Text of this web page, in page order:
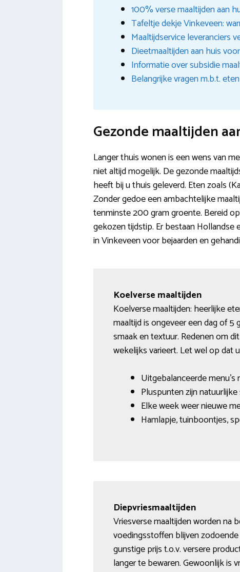
100% verse maaltijden aan
Tafeltje dekje Vinkeveen:
Maaltijdservice leveranciers
Dieetmaaltijden aan huis
Informatie over subsidie
Belangrijke vragen m.b.t.
Gezonde maaltijden
Langer thuis wonen is een wens van
niet altijd mogelijk. De gezonde
heeft bij u thuis geleverd. Eten zoals
Zonder gedoe een ambachtelijke
tenminste 200 gram groente. Bereid
gekozen tijdstip. Er bestaan
in Vinkeveen voor bejaarden en
Koelverse maaltijden
Koelverse maaltijden: heerlijke
maaltijd is ongeveer een dag of 5
smaak en textuur. Redenen om
wekelijks varieert. Let wel op dat
Uitgebalanceerde
Pluspunten zijn
Elke week weer nieuwe
Hamlapje, tuinboontjes,
Diepvriesmaaltijden
Vriesverse maaltijden worden na
voedingsstoffen blijven
gunstige prijs t.o.v. versere
langer te bewaren. Gewoonlijk is